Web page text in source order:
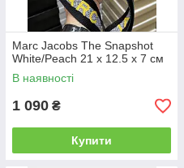
Marc Jacobs The Snapshot
White/Peach 21 х 12.5 х 7 см
В наявності
1 090 ₴
Купити